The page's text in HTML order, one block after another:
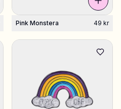
Pink Monstera 49 kr